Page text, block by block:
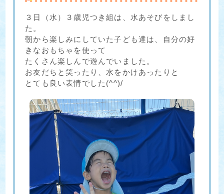
３日（水）３歳児つき組は、水あそびをしまし
た。
朝から楽しみにしていた子ども達は、自分の好
きなおもちゃを使って
たくさん楽しんで遊んでいました。
お友だちと笑ったり、水をかけあったりと
とても良い表情でした(^^)/